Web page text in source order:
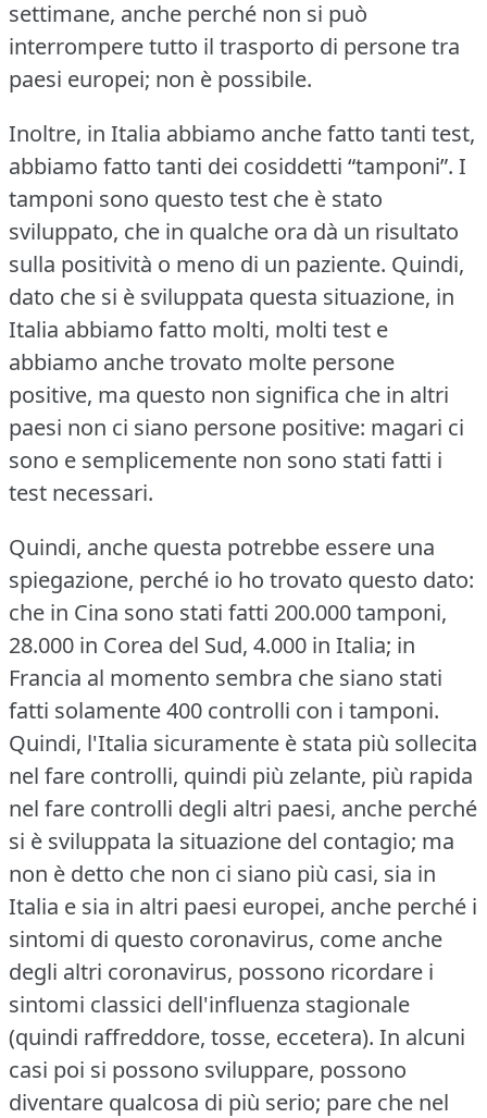
settimane, anche perché non si può
interrompere tutto il trasporto di persone tra
paesi europei; non è possibile.
Inoltre, in Italia abbiamo anche fatto tanti test,
abbiamo fatto tanti dei cosiddetti “tamponi”. I
tamponi sono questo test che è stato
sviluppato, che in qualche ora dà un risultato
sulla positività o meno di un paziente. Quindi,
dato che si è sviluppata questa situazione, in
Italia abbiamo fatto molti, molti test e
abbiamo anche trovato molte persone
positive, ma questo non significa che in altri
paesi non ci siano persone positive: magari ci
sono e semplicemente non sono stati fatti i
test necessari.
Quindi, anche questa potrebbe essere una
spiegazione, perché io ho trovato questo dato:
che in Cina sono stati fatti 200.000 tamponi,
28.000 in Corea del Sud, 4.000 in Italia; in
Francia al momento sembra che siano stati
fatti solamente 400 controlli con i tamponi.
Quindi, l'Italia sicuramente è stata più sollecita
nel fare controlli, quindi più zelante, più rapida
nel fare controlli degli altri paesi, anche perché
si è sviluppata la situazione del contagio; ma
non è detto che non ci siano più casi, sia in
Italia e sia in altri paesi europei, anche perché i
sintomi di questo coronavirus, come anche
degli altri coronavirus, possono ricordare i
sintomi classici dell'influenza stagionale
(quindi raffreddore, tosse, eccetera). In alcuni
casi poi si possono sviluppare, possono
diventare qualcosa di più serio; pare che nel